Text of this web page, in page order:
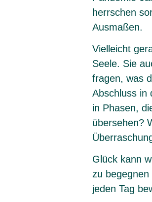
herrschen
Ausmaßen.
Vielleicht
Seele. Sie
fragen, was
Abschluss in
in Phasen,
übersehen?
Glück kann
zu
jeden Tag